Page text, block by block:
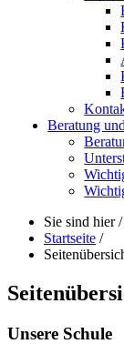
Beratung
Sie sind hier/
Startseite /
Unsere Schule